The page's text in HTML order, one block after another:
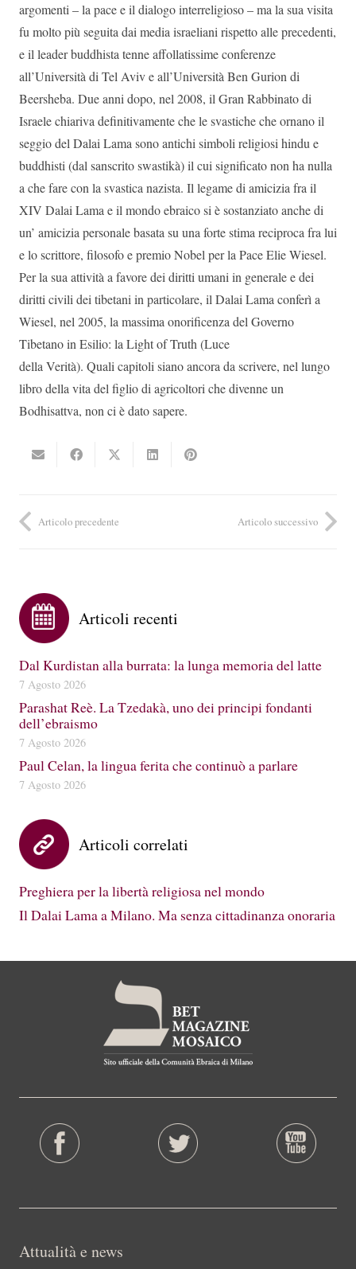
argomenti – la pace e il dialogo interreligioso – ma la sua visita
fu molto più seguita dai media israeliani rispetto alle precedenti,
e il leader buddhista tenne affollatissime conferenze
all’Università di Tel Aviv e all’Università Ben Gurion di
Beersheba. Due anni dopo, nel 2008, il Gran Rabbinato di
Israele chiariva definitivamente che le svastiche che ornano il
seggio del Dalai Lama sono antichi simboli religiosi hindu e
buddhisti (dal sanscrito swastikà) il cui significato non ha nulla
a che fare con la svastica nazista. Il legame di amicizia fra il
XIV Dalai Lama e il mondo ebraico si è sostanziato anche di
un’ amicizia personale basata su una forte stima reciproca fra lui
e lo scrittore, filosofo e premio Nobel per la Pace Elie Wiesel.
Per la sua attività a favore dei diritti umani in generale e dei
diritti civili dei tibetani in particolare, il Dalai Lama conferì a
Wiesel, nel 2005, la massima onorificenza del Governo
Tibetano in Esilio: la Light of Truth (Luce
della Verità). Quali capitoli siano ancora da scrivere, nel lungo
libro della vita del figlio di agricoltori che divenne un
Bodhisattva, non ci è dato sapere.
Articolo precedente Articolo successivo
Articoli recenti
Dal Kurdistan alla burrata: la lunga memoria del latte
7 Agosto 2026
Parashat Reè. La Tzedakà, uno dei principi fondanti
dell’ebraismo
7 Agosto 2026
Paul Celan, la lingua ferita che continuò a parlare
7 Agosto 2026
Articoli correlati
Preghiera per la libertà religiosa nel mondo
Il Dalai Lama a Milano. Ma senza cittadinanza onoraria
Attualità e news